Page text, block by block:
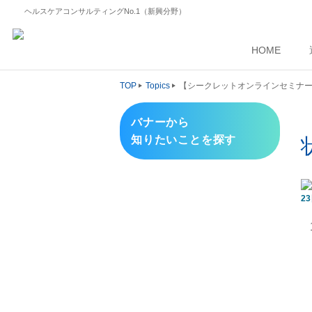
ヘルスケアコンサルティングNo.1（新興分野）
HOME
TOP Topics 【シークレットオンラインセミ
バナーから
知りたいことを探す